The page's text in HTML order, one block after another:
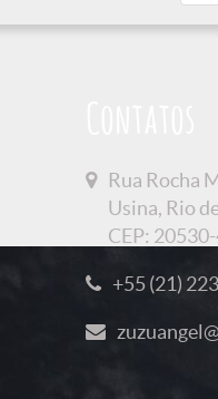
Rua Rocha
Usina, Rio
CEP:
+55 (21)